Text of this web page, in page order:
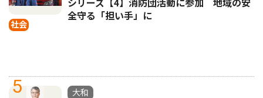
社会
シリーズ【4】消防団活動に参加 地域の安
全守る「担い手」に
5
大和